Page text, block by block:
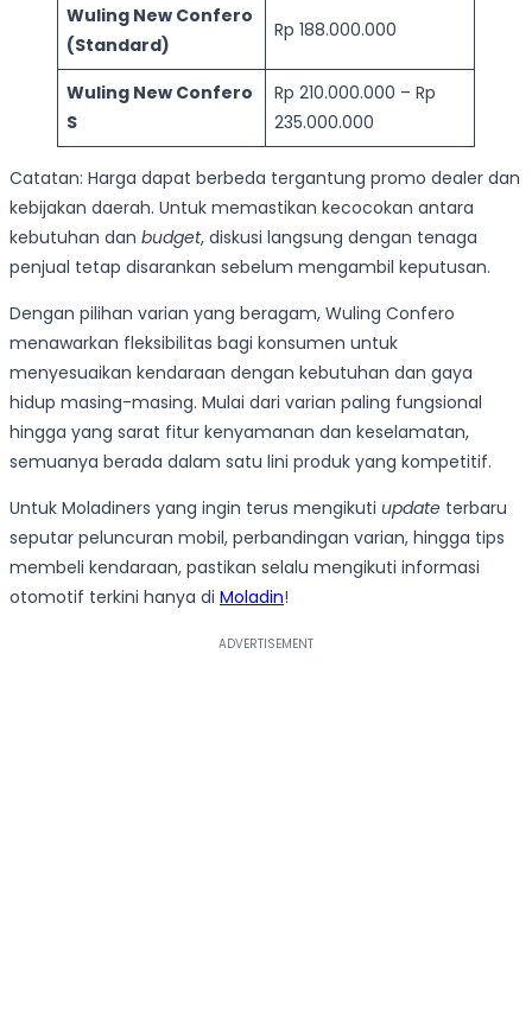
Wuling New Confero
(Standard)
Rp 188.000.000
Wuling New Confero
S
Rp 210.000.000 – Rp
235.000.000
Catatan: Harga dapat berbeda tergantung promo dealer dan
kebijakan daerah. Untuk memastikan kecocokan antara
kebutuhan dan budget, diskusi langsung dengan tenaga
penjual tetap disarankan sebelum mengambil keputusan.
Dengan pilihan varian yang beragam, Wuling Confero
menawarkan fleksibilitas bagi konsumen untuk
menyesuaikan kendaraan dengan kebutuhan dan gaya
hidup masing-masing. Mulai dari varian paling fungsional
hingga yang sarat fitur kenyamanan dan keselamatan,
semuanya berada dalam satu lini produk yang kompetitif.
Untuk Moladiners yang ingin terus mengikuti update terbaru
seputar peluncuran mobil, perbandingan varian, hingga tips
membeli kendaraan, pastikan selalu mengikuti informasi
otomotif terkini hanya di Moladin!